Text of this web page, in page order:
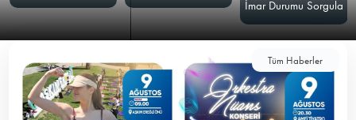
İmar Durumu Sorgula
Tüm Haberler